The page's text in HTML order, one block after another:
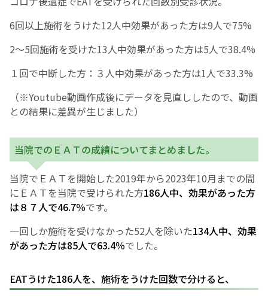
6回以上施術をうけた12人中効果があった方は9人で75%
2～5回施術を受けた13人中効果があった方は5人で38.4%
１回で中断した方：３人中効果があった方は1人で33.3%
（※Youtube動画作成後にデータを見直ししたので、動画
との結果に差異が生じました）
当院でのＥＡＴの成績についてまとめました。
当院でＥＡＴを開始した2019年から2023年10月までの間
にＥＡＴを当院で受けられた方186人中、効果があった方
は８７人で46.7％です。
一回しか施術を受けなかった52人を除いた134人中、効果
があった方は85人で63.4％でした。
EATうけた186人を、施術をうけた回数で分けると、